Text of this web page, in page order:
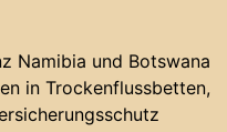
Namibia und Botswana
in Trockenflussbetten,